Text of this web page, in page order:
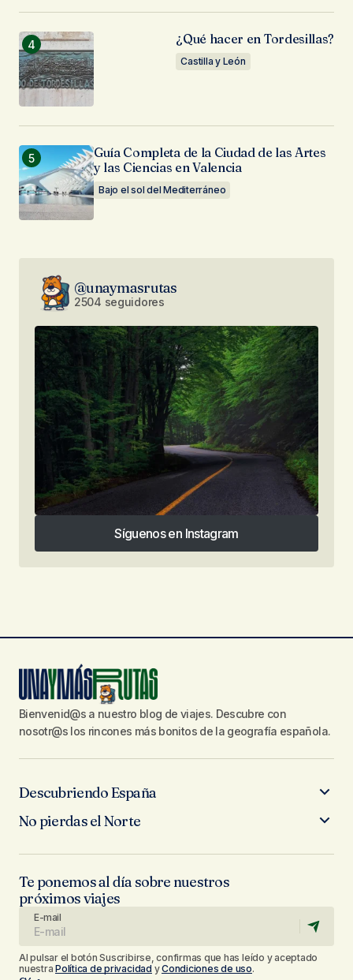
¿Qué hacer en Tordesillas?
Castilla y León
Guía Completa de la Ciudad de las Artes
y las Ciencias en Valencia
Bajo el sol del Mediterráneo
@unaymasrutas
2504 seguidores
Síguenos en Instagram
Síguenos en Instagram
Bienvenid@s a nuestro blog de viajes. Descubre con
nosotr@s los rincones más bonitos de la geografía española.
Descubriendo España
No pierdas el Norte
Te ponemos al día sobre nuestros
próximos viajes
E-mail
Al pulsar el botón Suscribirse, confirmas que has leído y aceptado
nuestraPolítica de privacidad yCondiciones de uso.